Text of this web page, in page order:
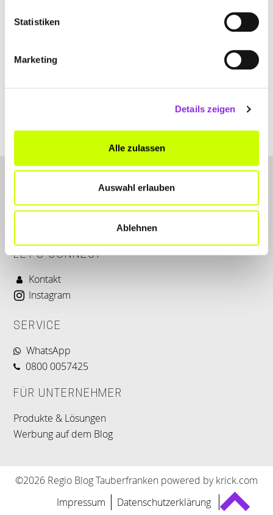
Statistiken
Marketing
Details zeigen
Alle zulassen
Auswahl erlauben
Ablehnen
www.obst-baumann.de
LET'S CONNECT
Kontakt
Instagram
SERVICE
WhatsApp
0800 0057425
FÜR UNTERNEHMER
Produkte & Lösungen
Werbung auf dem Blog
©2026 Regio Blog Tauberfranken powered by krick.com
Impressum
Datenschutzerklärung